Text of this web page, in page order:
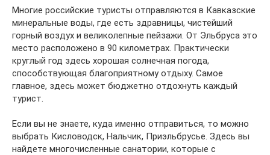
Многие российские туристы отправляются в Кавказские
минеральные воды, где есть здравницы, чистейший
горный воздух и великолепные пейзажи. От Эльбруса это
место расположено в 90 километрах. Практически
круглый год здесь хорошая солнечная погода,
способствующая благоприятному отдыху. Самое
главное, здесь может бюджетно отдохнуть каждый
турист.
Если вы не знаете, куда именно отправиться, то можно
выбрать Кисловодск, Нальчик, Приэльбрусье. Здесь вы
найдете многочисленные санатории, которые с